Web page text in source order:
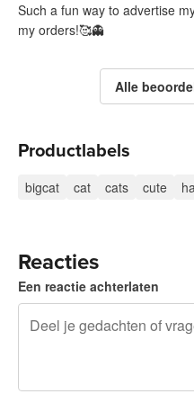
Such a fun way to advertise
my orders!🥰👻
Alle
Productlabels
bigcat cat cats cute
Reacties
Een reactie achterlaten